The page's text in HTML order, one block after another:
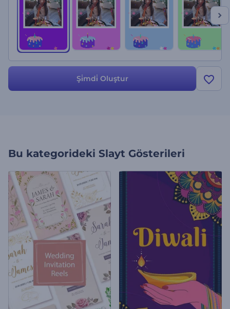
Şi̇mdi̇ Oluştur
Bu kategorideki Slayt Gösterileri